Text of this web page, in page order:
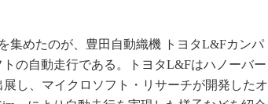
集めたのが、豊田自動織機 トヨタL&Fカンパ
の自動走行である。トヨタL&Fはハノーバー
し、マイクロソフト・リサーチが開発したオ